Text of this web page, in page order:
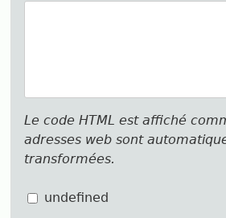
Le code HTML est affiché
adresses web sont
transformées.
undefined